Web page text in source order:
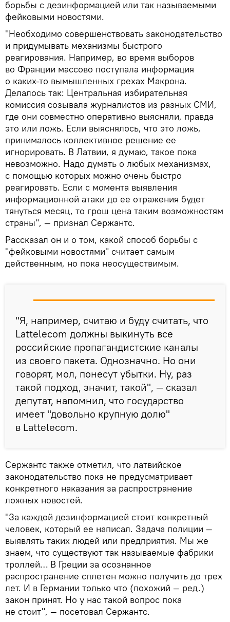
борьбы с дезинформацией или так называемыми
фейковыми новостями.
"Необходимо совершенствовать законодательство
и придумывать механизмы быстрого
реагирования. Например, во время выборов
во Франции массово поступала информация
о каких-то вымышленных грехах Макрона.
Делалось так: Центральная избирательная
комиссия созывала журналистов из разных СМИ,
где они совместно оперативно выясняли, правда
это или ложь. Если выяснялось, что это ложь,
принималось коллективное решение ее
игнорировать. В Латвии, я думаю, такое пока
невозможно. Надо думать о любых механизмах,
с помощью которых можно очень быстро
реагировать. Если с момента выявления
информационной атаки до ее отражения будет
тянуться месяц, то грош цена таким возможностям
страны", — признал Сержантс.
Рассказал он и о том, какой способ борьбы с
"фейковыми новостями" считает самым
действенным, но пока неосуществимым.
"Я, например, считаю и буду считать, что
Lattelecom должны выкинуть все
российские пропагандистские каналы
из своего пакета. Однозначно. Но они
говорят, мол, понесут убытки. Ну, раз
такой подход, значит, такой", — сказал
депутат, напомнил, что государство
имеет "довольно крупную долю"
в Lattelecom.
Сержантс также отметил, что латвийское
законодательство пока не предусматривает
конкретного наказания за распространение
ложных новостей.
"За каждой дезинформацией стоит конкретный
человек, который ее написал. Задача полиции —
выявлять таких людей или предприятия. Мы же
знаем, что существуют так называемые фабрики
троллей… В Греции за осознанное
распространение сплетен можно получить до трех
лет. И в Германии только что (похожий — ред.)
закон принят. Но у нас такой вопрос пока
не стоит", — посетовал Сержантс.